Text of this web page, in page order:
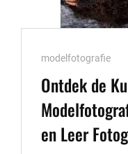
Cat
Links
modelfotografie
Ontdek de
en Leer